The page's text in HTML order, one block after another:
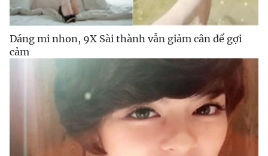
Dáng mi nhon, 9X Sài thành vẫn giảm cân để gợi
cảm